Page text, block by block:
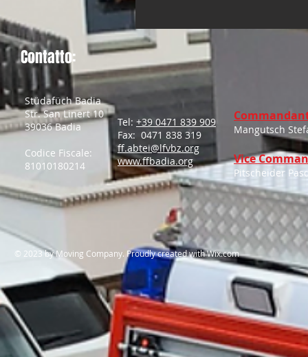
Contatto:
Stüdafüch Badia
Str. San Linert 10
39036 Badia
Codice Fiscale:
81010180214
Tel: +39 0471 839 909
Fax: 0471 838 319
ff.abtei@lfvbz.org
www.ffbadia.org
Mangutsch
Vice
Pitscheider
​© 2023 by Moving Company. Proudly created withWix.com